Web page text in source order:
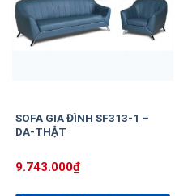
SOFA GIA ĐÌNH SF313-1 –
DA-THẬT
9.743.000₫